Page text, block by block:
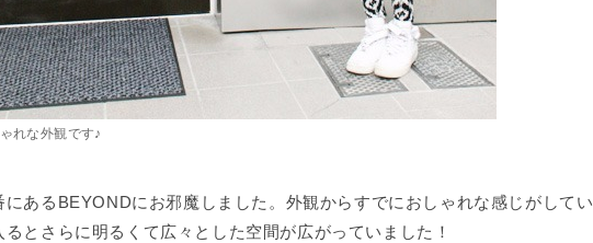
れな外観です♪
にあるBEYONDにお邪魔しました。外観からすでにおしゃれな感じがしてい
るとさらに明るくて広々とした空間が広がっていました！